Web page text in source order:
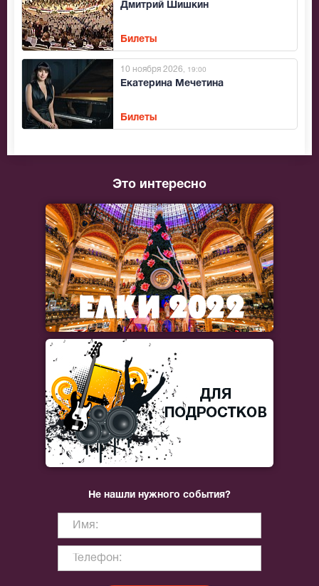
Дмитрий Шишкин
Билеты
Екатерина Мечетина
10 ноября 2026 , 19:00
Билеты
Это интересно
Не нашли нужного события?